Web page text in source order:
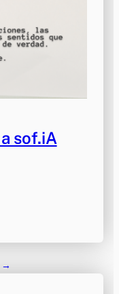
sof.iA
→